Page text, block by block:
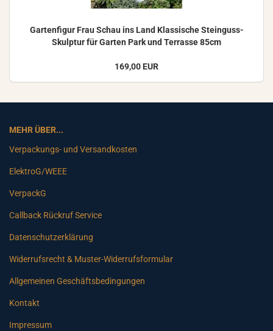
Gar­ten­fi­gur Frau Schau ins Land Klas­si­sche Steinguss-​
Skulptur für Gar­ten Park und Ter­ras­se 85cm
169,00 EUR
MEHR ÜBER...
Verpackungs- und Versandkosten
ElektroG/WEEE
VerpackG
Callback Rückruf Service
Datenschutzerklärung
Widerrufsrecht & Muster-Widerrufsformular
Allgemeinen Geschäftsbedingungen
Kontakt
Impressum